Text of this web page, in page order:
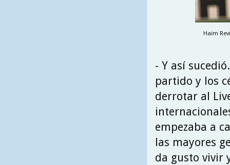
Haim
- Y así
partido y los
derrotar al
empezaba a
las mayores
da gusto vivir